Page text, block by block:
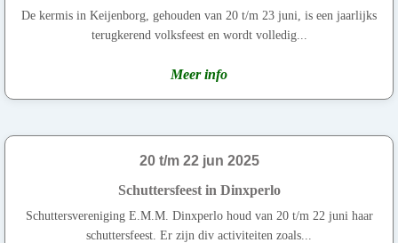
De kermis in Keijenborg, gehouden van 20 t/m 23 juni, is een jaarlijks
terugkerend volksfeest en wordt volledig...
Meer info
20 t/m 22 jun 2025
Schuttersfeest in Dinxperlo
Schuttersvereniging E.M.M. Dinxperlo houd van 20 t/m 22 juni haar
schuttersfeest. Er zijn div activiteiten zoals...